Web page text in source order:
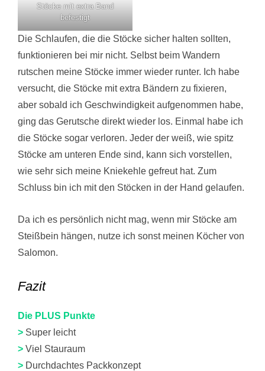
Stöcke mit extra Band
befestigt
Die Schlaufen, die die Stöcke sicher halten sollten,
funktionieren bei mir nicht. Selbst beim Wandern
rutschen meine Stöcke immer wieder runter. Ich habe
versucht, die Stöcke mit extra Bändern zu fixieren,
aber sobald ich Geschwindigkeit aufgenommen habe,
ging das Gerutsche direkt wieder los. Einmal habe ich
die Stöcke sogar verloren. Jeder der weiß, wie spitz
Stöcke am unteren Ende sind, kann sich vorstellen,
wie sehr sich meine Kniekehle gefreut hat. Zum
Schluss bin ich mit den Stöcken in der Hand gelaufen.
Da ich es persönlich nicht mag, wenn mir Stöcke am
Steißbein hängen, nutze ich sonst meinen Köcher von
Salomon.
Fazit
Die PLUS Punkte
> Super leicht
> Viel Stauraum
> Durchdachtes Packkonzept